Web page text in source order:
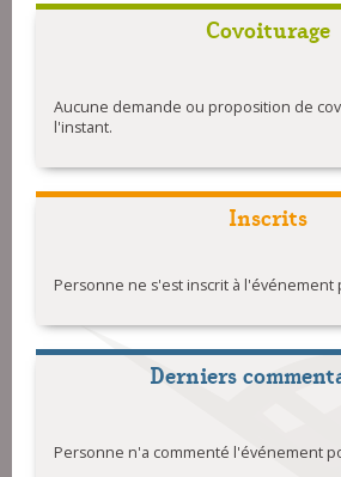
Covoiturage
Aucune demande ou proposition de
l'instant.
Inscrits
Personne ne s'est inscrit à l'événement
Derniers
Personne n'a commenté l'événement